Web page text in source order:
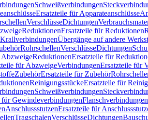
Schweißverbindungen
Ersatzteile für Apparateanschlüsse
VerschlüsseDichtungen
ReduktionenErsatzteile für Reduktionen
KrallverbindungenÜbergänge auf andere
RohrschellenVerschlüsseDichtungen
AbzweigeReduktionenErsatzteile für
für AbzweigeVerbindungenErsatzteile für
ZubehörErsatzteile für Zubehör
ReinigungsstückeErsatzteile für
Schweißverbindungen
für GewindeverbindungenFlanschverbindungen
AnschlussstutzenErsatzteile für
TragschalenVerschlüsseDichtungen